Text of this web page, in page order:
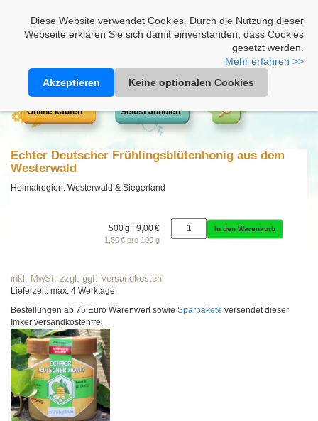
Diese Website verwendet Cookies. Durch die Nutzung dieser
Webseite erklären Sie sich damit einverstanden, dass Cookies
gesetzt werden.
Mehr erfahren >>
Akzeptieren
Keine optionalen Cookies
Online kaufen Selbst abholen
Echter Deutscher Frühlingsblütenhonig aus dem
Westerwald
Heimatregion: Westerwald & Siegerland
500 g | 9,00 €
1,80 € pro 100 g
In den Warenkorb
inkl. MwSt, zzgl. ggf. Versandkosten
Lieferzeit: max. 4 Werktage
Bestellungen ab 75 Euro Warenwert sowie Sparpakete versendet dieser
Imker versandkostenfrei.